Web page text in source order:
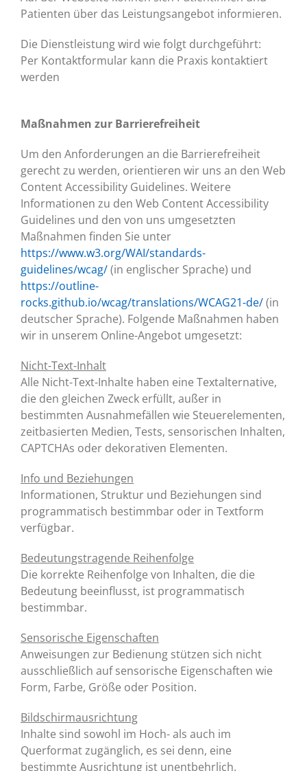
Patienten über das Leistungsangebot informieren.
Die Dienstleistung wird wie folgt durchgeführt:
Per Kontaktformular kann die Praxis kontaktiert
werden
Maßnahmen zur Barrierefreiheit
Um den Anforderungen an die Barrierefreiheit
gerecht zu werden, orientieren wir uns an den Web
Content Accessibility Guidelines. Weitere
Informationen zu den Web Content Accessibility
Guidelines und den von uns umgesetzten
Maßnahmen finden Sie unter
https://www.w3.org/WAI/standards-
guidelines/wcag/(in englischer Sprache) und
https://outline-
rocks.github.io/wcag/translations/WCAG21-de/(in
deutscher Sprache). Folgende Maßnahmen haben
wir in unserem Online-Angebot umgesetzt:
Nicht-Text-Inhalt
Alle Nicht-Text-Inhalte haben eine Textalternative,
die den gleichen Zweck erfüllt, außer in
bestimmten Ausnahmefällen wie Steuerelementen,
zeitbasierten Medien, Tests, sensorischen Inhalten,
CAPTCHAs oder dekorativen Elementen.
Info und Beziehungen
Informationen, Struktur und Beziehungen sind
programmatisch bestimmbar oder in Textform
verfügbar.
Bedeutungstragende Reihenfolge
Die korrekte Reihenfolge von Inhalten, die die
Bedeutung beeinflusst, ist programmatisch
bestimmbar.
Sensorische Eigenschaften
Anweisungen zur Bedienung stützen sich nicht
ausschließlich auf sensorische Eigenschaften wie
Form, Farbe, Größe oder Position.
Bildschirmausrichtung
Inhalte sind sowohl im Hoch- als auch im
Querformat zugänglich, es sei denn, eine
bestimmte Ausrichtung ist unentbehrlich.